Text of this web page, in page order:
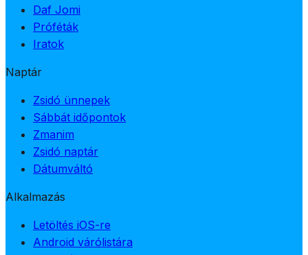
Daf Jomi
Próféták
Iratok
Naptár
Zsidó ünnepek
Sábbát időpontok
Zmanim
Zsidó naptár
Dátumváltó
Alkalmazás
Letöltés iOS-re
Android várólistára